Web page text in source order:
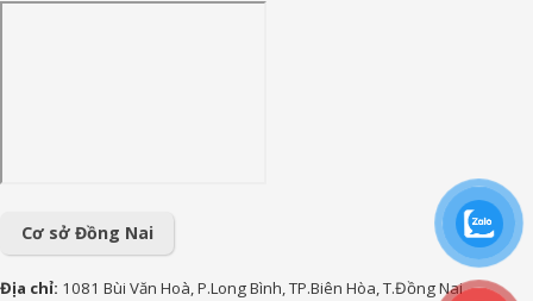
Cơ sở Đồng Nai
Địa chỉ: 1081 Bùi Văn Hoà, P.Long Bình, TP.Biên Hòa, T.Đồng Nai